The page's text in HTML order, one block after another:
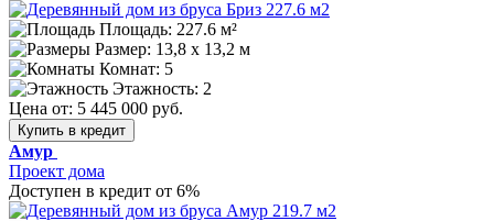
Площадь: 227.6 м²
Размер: 13,8 х 13,2 м
Комнат: 5
Этажность: 2
Цена от: 5 445 000 руб.
Купить в кредит
Амур
Проект дома
Доступен в кредит от 6%